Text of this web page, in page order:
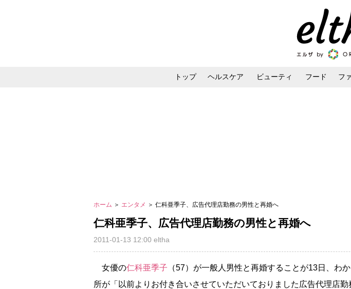
トップ ヘルスケア ビューティ フード フ
ホーム ＞ エンタメ ＞ 仁科亜季子、広告代理店勤務の男性と再婚へ
仁科亜季子、広告代理店勤務の男性と再婚へ
2011-01-13 12:00 eltha
女優の仁科亜季子 （57）が一般人男性と再婚することが13日、わ
所が「以前よりお付き合いさせていただいておりました広告代理店